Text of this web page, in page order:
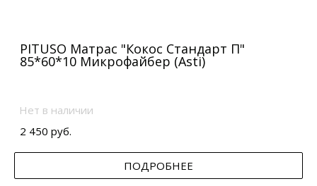
PITUSO Матрас "Кокос Стандарт П"
85*60*10 Микрофайбер (Asti)
Нет в наличии
2 450 руб.
ПОДРОБНЕЕ